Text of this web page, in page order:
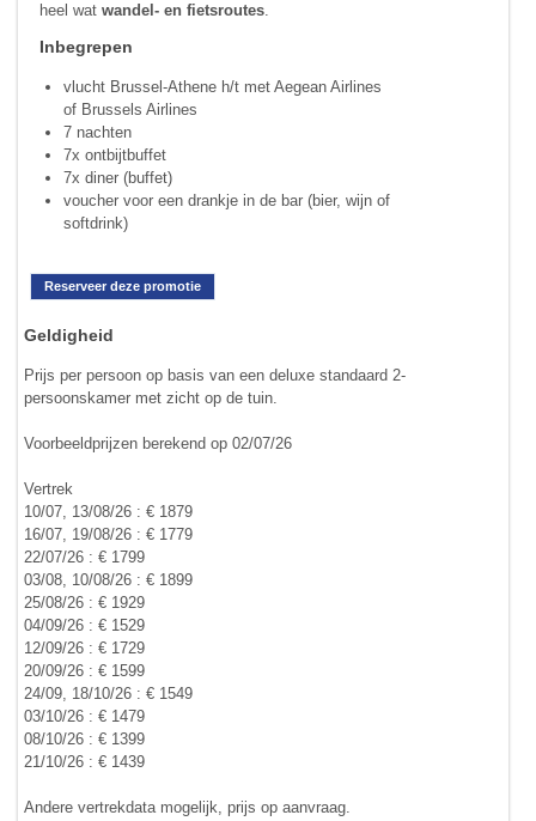
heel watwandel- en fietsroutes.
Inbegrepen
vlucht Brussel-Athene h/t met Aegean Airlines
of Brussels Airlines
7 nachten
7x ontbijtbuffet
7x diner (buffet)
voucher voor een drankje in de bar (bier, wijn of
softdrink)
Reserveer deze promotie
Geldigheid
Prijs per persoon op basis van een deluxe standaard 2-
persoonskamer met zicht op de tuin.
Voorbeeldprijzen berekend op 02/07/26
Vertrek
10/07, 13/08/26 : € 1879
16/07, 19/08/26 : € 1779
22/07/26 : € 1799
03/08, 10/08/26 : € 1899
25/08/26 : € 1929
04/09/26 : € 1529
12/09/26 : € 1729
20/09/26 : € 1599
24/09, 18/10/26 : € 1549
03/10/26 : € 1479
08/10/26 : € 1399
21/10/26 : € 1439
Andere vertrekdata mogelijk, prijs op aanvraag.